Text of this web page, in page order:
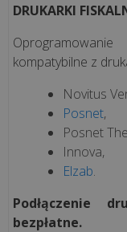
DRUKARKI
kompatybilne z
Novitus
Posnet,
Posnet
Innova,
Elzab.
Podłączenie
bezpłatne.